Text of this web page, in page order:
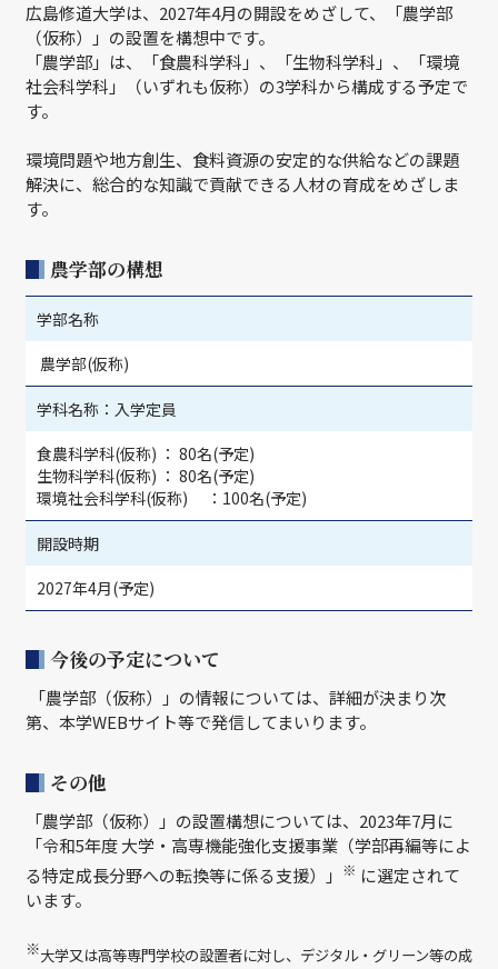
広島修道大学は、2027年4月の開設をめざして、「農学部
（仮称）」の設置を構想中です。
「農学部」は、「食農科学科」、「生物科学科」、「環境
社会科学科」（いずれも仮称）の3学科から構成する予定で
す。
環境問題や地方創生、食料資源の安定的な供給などの課題
解決に、総合的な知識で貢献できる人材の育成をめざしま
す。
農学部の構想
学部名称
農学部(仮称)
学科名称：入学定員
食農科学科(仮称) ： 80名(予定)
生物科学科(仮称) ： 80名(予定)
環境社会科学科(仮称) ：100名(予定)
開設時期
2027年4月(予定)
今後の予定について
「農学部（仮称）」の情報については、詳細が決まり次
第、本学WEBサイト等で発信してまいります。
その他
「農学部（仮称）」の設置構想については、2023年7月に
「令和5年度 大学・高専機能強化支援事業（学部再編等によ
る特定成長分野への転換等に係る支援）」 ※ に選定されて
います。
※大学又は高等専門学校の設置者に対し、デジタル・グリーン等の成